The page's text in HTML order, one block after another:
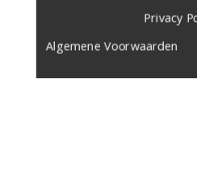
​Privacy
Algemene Voorwaarden